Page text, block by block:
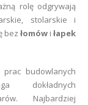
rolę odgrywają
stolarskie i
bez łomów i łapek
prac budowlanych
dokładnych
Najbardziej